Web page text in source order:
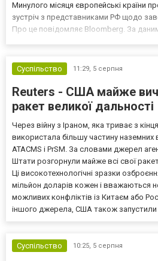
Минулого місяця європейські країни
зустріч з представниками РФ щодо
Про це повідомляє Bloomberg. За
Суспільство
11:29, 5 серпня
Reuters - США майже
ракет великої дальності
Через війну з Іраном, яка триває з
використала більшу частину наземних
ATACMS і PrSM. За словами джерел
Штати розгорнули майже всі свої
Ці високотехнологічні зразки
мільйон доларів кожен і вважаються
можливих конфліктів із Китаєм або
іншого джерела, США також
Суспільство 10:25, 5 серпня